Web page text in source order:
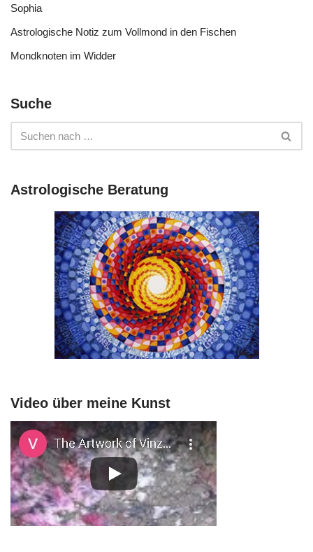
Sophia
Astrologische Notiz zum Vollmond in den Fischen
Mondknoten im Widder
Suche
Astrologische Beratung
Video über meine Kunst